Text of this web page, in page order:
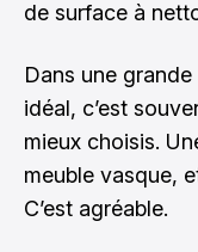
de surface à
Dans une
idéal, c’est
mieux choisis.
meuble vasque,
C’est agréable.